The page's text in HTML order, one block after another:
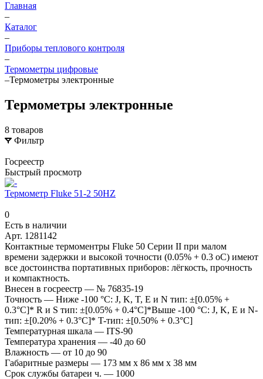
Главная
–
Каталог
–
Приборы теплового контроля
–
Термометры цифровые
–Термометры электронные
Термометры электронные
8 товаров
Фильтр
Госреестр
Быстрый просмотр
Термометр Fluke 51-2 50HZ
0
Есть в наличии
Арт. 1281142
Контактные термоментры Fluke 50 Серии II при малом
времени задержки и высокой точности (0.05% + 0.3 оC) имеют
все достоинства портативных приборов: лёгкость, прочность
и компактность.
Внесен в госреестр — № 76835-19
Точность — Ниже -100 °C: J, K, T, E и N тип: ±[0.05% +
0.3°C]* R и S тип: ±[0.05% + 0.4°C]*Выше -100 °C: J, K, E и N-
тип: ±[0.20% + 0.3°C]* T-тип: ±[0.50% + 0.3°C]
Температурная шкала — ITS-90
Температура хранения — -40 до 60
Влажность — от 10 до 90
Габаритные размеры — 173 мм x 86 мм x 38 мм
Срок службы батареи ч. — 1000